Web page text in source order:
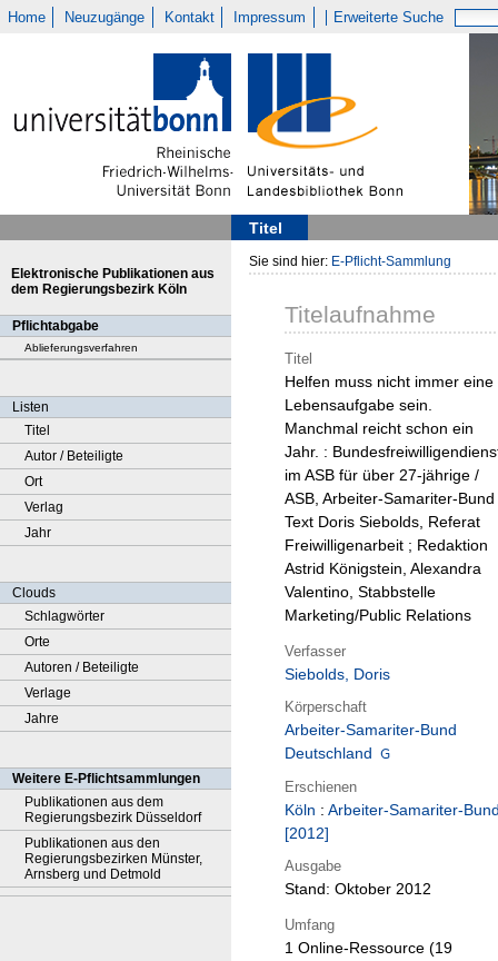
Home Neuzugänge Kontakt Impressum Erweiterte Suche
Titel
Elektronische Publikationen aus
dem Regierungsbezirk Köln
Pflichtabgabe
Ablieferungsverfahren
Listen
Titel
Autor / Beteiligte
Ort
Verlag
Jahr
Clouds
Schlagwörter
Orte
Autoren / Beteiligte
Verlage
Jahre
Weitere E-Pflichtsammlungen
Publikationen aus dem
Regierungsbezirk Düsseldorf
Publikationen aus den
Regierungsbezirken Münster,
Arnsberg und Detmold
Sie sind hier: E-Pflicht-Sammlung
Titelaufnahme
Titel
Helfen muss nicht immer eine
Lebensaufgabe sein.
Manchmal reicht schon ein
Jahr. :
im ASB für über 27-jährige /
ASB, Arbeiter-Samariter-Bund
Text Doris Siebolds, Referat
Freiwilligenarbeit ; Redaktion
Astrid Königstein, Alexandra
Valentino, Stabbstelle
Marketing/Public Relations
Verfasser
Siebolds, Doris
Körperschaft
Arbeiter-Samariter-Bund
Deutschland
Erschienen
Köln : Arbeiter-Samariter-
[2012]
Ausgabe
Stand: Oktober 2012
Umfang
1 Online-Ressource (19